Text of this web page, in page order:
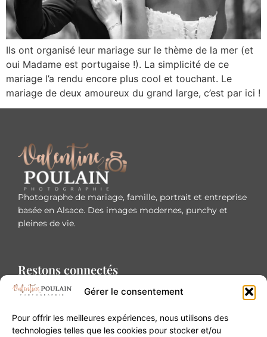
Gérer le consentement
Pour offrir les meilleures expériences, nous utilisons des
technologies telles que les cookies pour stocker et/ou
Ils ont organisé leur mariage sur le thème de la mer (et
oui Madame est portugaise !). La simplicité de ce
mariage l’a rendu encore plus cool et touchant. Le
mariage de deux amoureux du grand large, c’est par ici !
Photographe de mariage, famille, portrait et entreprise
basée en Alsace. Des images modernes, punchy et
pleines de vie.
Restons connectés